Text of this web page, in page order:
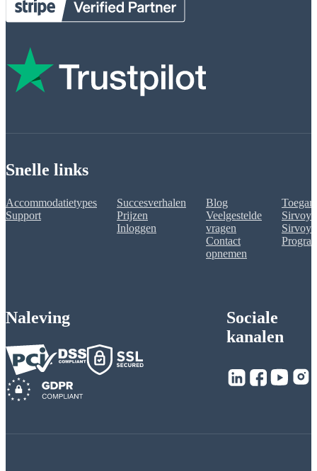
Snelle links
Accommodatietypes
Support
Succesverhalen
Prijzen
Inloggen
Blog
Veelgestelde
vragen
Contact
opnemen
Sirvoy
Sirvoy
Naleving
Sociale
kanalen